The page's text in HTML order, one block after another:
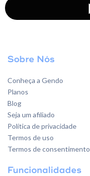
Sobre Nós
Conheça a Gendo
Planos
Blog
Seja um afiliado
Política de privacidade
Termos de uso
Termos de consentimento
Funcionalidades